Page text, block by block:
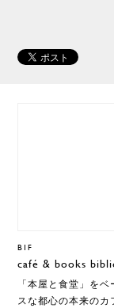
B1F
café & books
「本屋と食堂」を
スな都心の本来の